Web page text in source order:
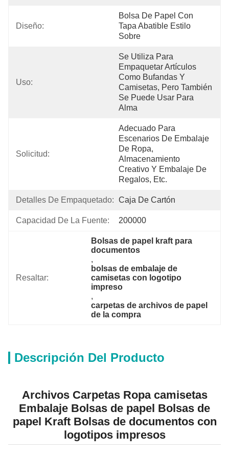
Diseño:
Bolsa De Papel Con
Tapa Abatible Estilo
Sobre
Uso:
Se Utiliza Para
Empaquetar Artículos
Como Bufandas Y
Camisetas, Pero También
Se Puede Usar Para
Alma
Solicitud:
Adecuado Para
Escenarios De Embalaje
De Ropa,
Almacenamiento
Creativo Y Embalaje De
Regalos, Etc.
Detalles De Empaquetado: Caja De Cartón
Capacidad De La Fuente: 200000
Resaltar:
Bolsas de papel kraft para
documentos
,
bolsas de embalaje de
camisetas con logotipo
impreso
,
carpetas de archivos de papel
de la compra
Descripción Del Producto
Archivos Carpetas Ropa camisetas
Embalaje Bolsas de papel Bolsas de
papel Kraft Bolsas de documentos con
logotipos impresos